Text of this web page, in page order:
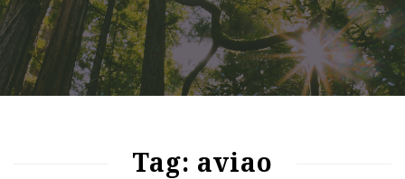
Tag: aviao